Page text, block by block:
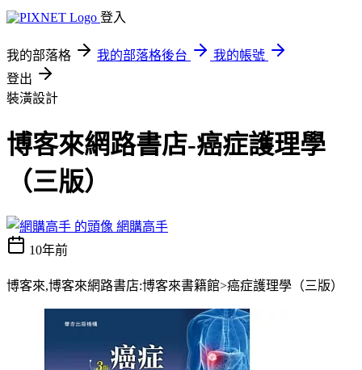
登入
我的部落格 我的部落格後台
我的帳號
登出
裝潢設計
博客來網路書店-癌症護理學
（三版）
網購高手
10年前
博客來,博客來網路書店:博客來書籍館>癌症護理學（三版）